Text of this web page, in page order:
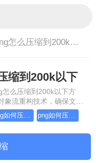
png怎么压缩到200k以下
缩到200k以下
怎么压缩到200k以下方
象流重构技术，确保文档
排版不乱码。支持一键批
SSL 加密保障隐私安全。
办公。
png如何压缩图片大小 png如何压缩大小